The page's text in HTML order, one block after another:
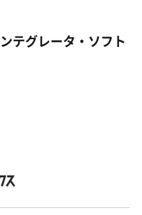
テグレータ・ソフト